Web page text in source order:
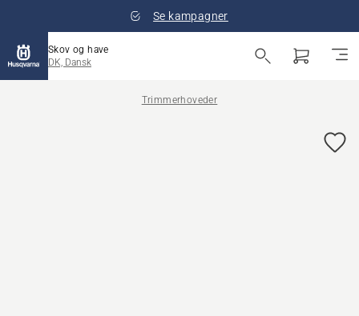
Se kampagner
Skov og have
DK, Dansk
Trimmerhoveder